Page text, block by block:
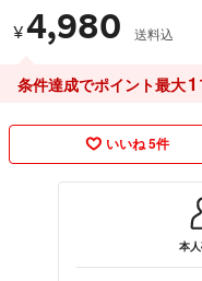
¥4,980 送料込
条件達成でポイント最大
いいね 5件
本